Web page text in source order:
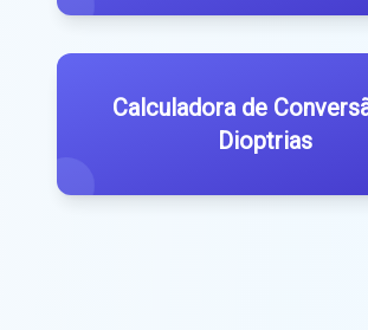
Calculadora de
Dioptrias